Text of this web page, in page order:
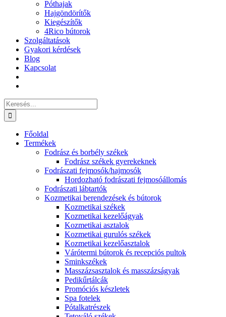
Póthajak
Hajgöndörítők
Kiegészítők
4Rico bútorok
Szolgáltatások
Gyakori kérdések
Blog
Kapcsolat
Keresés...
Főoldal
Termékek
Fodrász és borbély székek
Fodrász székek gyerekeknek
Fodrászati fejmosók/hajmosók
Hordozható fodrászati fejmosóállomás
Fodrászati lábtartók
Kozmetikai berendezések és bútorok
Kozmetikai székek
Kozmetikai kezelőágyak
Kozmetikai asztalok
Kozmetikai gurulós székek
Kozmetikai kezelőasztalok
Várótermi bútorok és recepciós pultok
Sminkszékek
Masszázsasztalok és masszázságyak
Pedikűrtálcák
Promóciós készletek
Spa fotelek
Pótalkatrészek